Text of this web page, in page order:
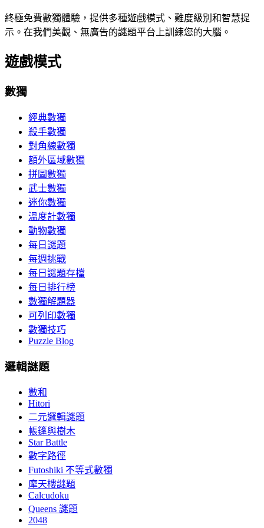
終極免費數獨體驗，提供多種遊戲模式、難度級別和智慧提
示。在我們美觀、無廣告的謎題平台上訓練您的大腦。
遊戲模式
數獨
經典數獨
殺手數獨
對角線數獨
額外區域數獨
拼圖數獨
武士數獨
迷你數獨
溫度計數獨
動物數獨
每日謎題
每週挑戰
每日謎題存檔
每日排行榜
數獨解題器
可列印數獨
數獨技巧
Puzzle Blog
邏輯謎題
數和
Hitori
二元邏輯謎題
帳篷與樹木
Star Battle
數字路徑
Futoshiki 不等式數獨
摩天樓謎題
Calcudoku
Queens 謎題
2048